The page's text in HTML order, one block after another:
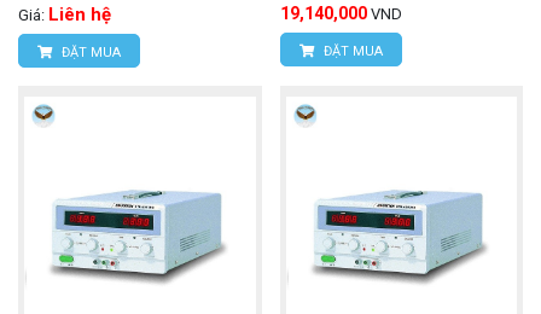
Giá: Liên hệ
ĐẶT MUA
19,140,000 VND
ĐẶT MUA